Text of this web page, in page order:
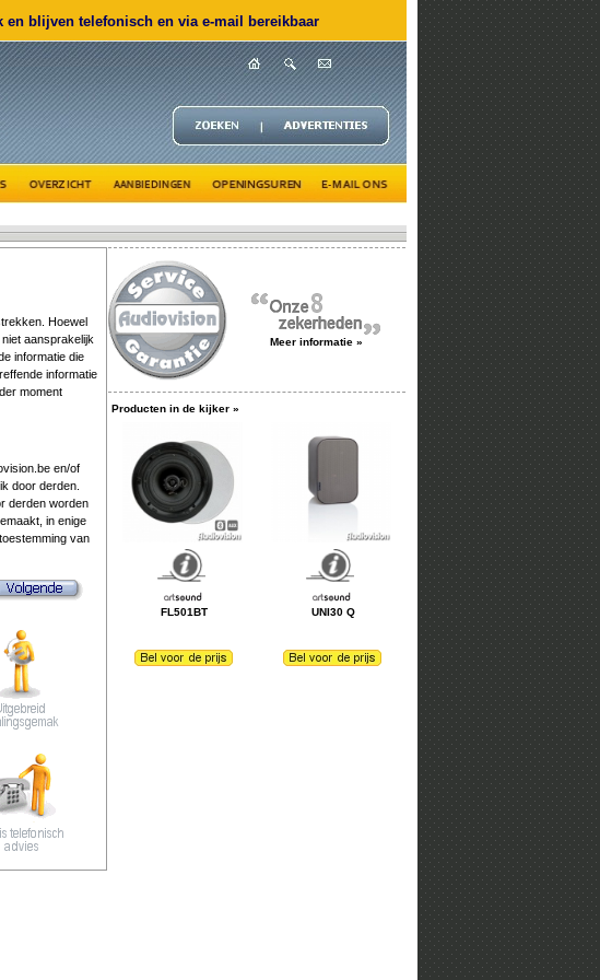
blijven telefonisch en via e-mail bereikbaar
Hoewel
aansprakelijk
informatie die
informatie
moment
en/of
door derden.
derden worden
in enige
van
Meer informatie »
Producten in de kijker »
FL501BT UNI30 Q